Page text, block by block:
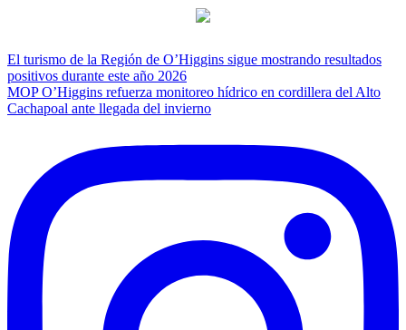
Navegación
de
entradas
El turismo de la Región de O’Higgins sigue mostrando resultados
positivos durante este año 2026
MOP O’Higgins refuerza monitoreo hídrico en cordillera del Alto
Cachapoal ante llegada del invierno